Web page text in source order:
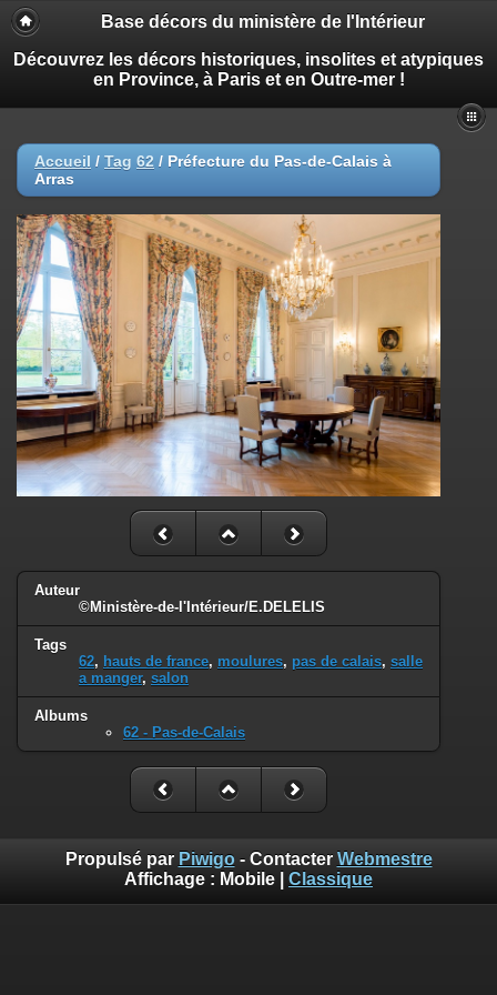
Base décors du ministère de l'Intérieur
Découvrez les décors historiques, insolites et atypiques
en Province, à Paris et en Outre-mer !
Accueil / Tag 62 / Préfecture du Pas-de-Calais à
Arras
Auteur
©Ministère-de-l'Intérieur/E.DELELIS
Tags
62, hauts de france, moulures, pas de calais, salle
a manger, salon
Albums
62 - Pas-de-Calais
Propulsé par Piwigo- Contacter Webmestre
Affichage : Mobile Classique